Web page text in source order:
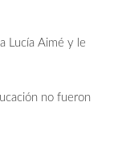
Lucía Aimé y le
no fueron